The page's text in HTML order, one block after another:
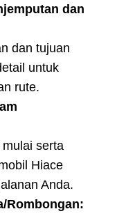
dan
dan tujuan
untuk
rute.
serta
Hiace
Anda.
Rombongan: